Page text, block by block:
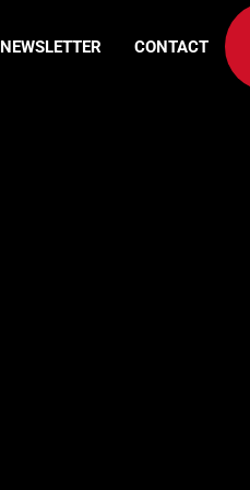
NEWSLETTER CONTACT